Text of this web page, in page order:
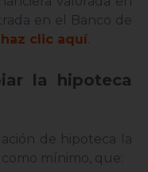
en el Banco de
haz clic aquí
la hipoteca
de hipoteca la
mínimo, que: